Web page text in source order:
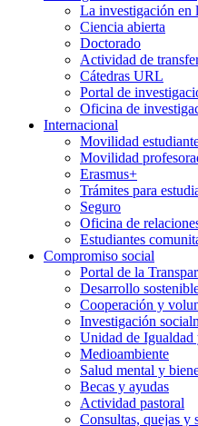
La investigación en
Ciencia abierta
Doctorado
Actividad de
Cátedras URL
Portal de
Oficina de
Internacional
Movilidad
Movilidad
Erasmus+
Trámites para
Seguro
Oficina de
Estudiantes
Compromiso social
Portal de la
Desarrollo
Cooperación y
Investigación
Unidad de Igualdad
Medioambiente
Salud mental y
Becas y ayudas
Actividad pastoral
Consultas, quejas y